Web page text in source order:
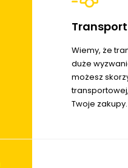
Transport
Wiemy, że
duże
możesz
Twoje zakupy.